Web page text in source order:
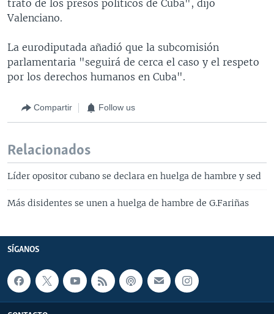
trato de los presos políticos de Cuba", dijo
Valenciano.
La eurodiputada añadió que la subcomisión
parlamentaria "seguirá de cerca el caso y el respeto
por los derechos humanos en Cuba".
Compartir Follow us
Relacionados
Líder opositor cubano se declara en huelga de hambre y sed
Más disidentes se unen a huelga de hambre de G.Fariñas
SÍGANOS